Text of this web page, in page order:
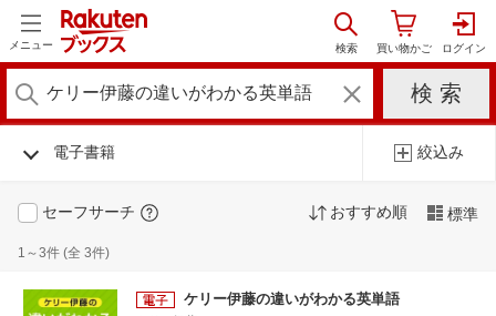
メニュー
電子書籍 絞込み
セーフサーチ おすすめ順 標準
1～3件 (全 3件)
ケリー伊藤の違いがわかる英単語